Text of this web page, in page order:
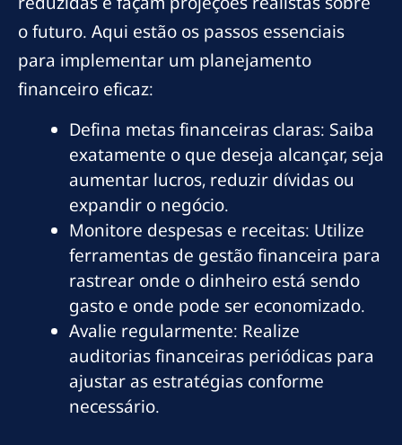
o futuro. Aqui estão os passos essenciais
para implementar um planejamento
financeiro eficaz:
Defina metas financeiras claras: Saiba
exatamente o que deseja alcançar, seja
aumentar lucros, reduzir dívidas ou
expandir o negócio.
Monitore despesas e receitas: Utilize
ferramentas de gestão financeira para
rastrear onde o dinheiro está sendo
gasto e onde pode ser economizado.
Avalie regularmente: Realize
auditorias financeiras periódicas para
ajustar as estratégias conforme
necessário.